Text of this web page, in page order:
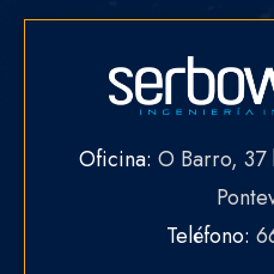
Oficina: O Barro, 37
Teléfono: